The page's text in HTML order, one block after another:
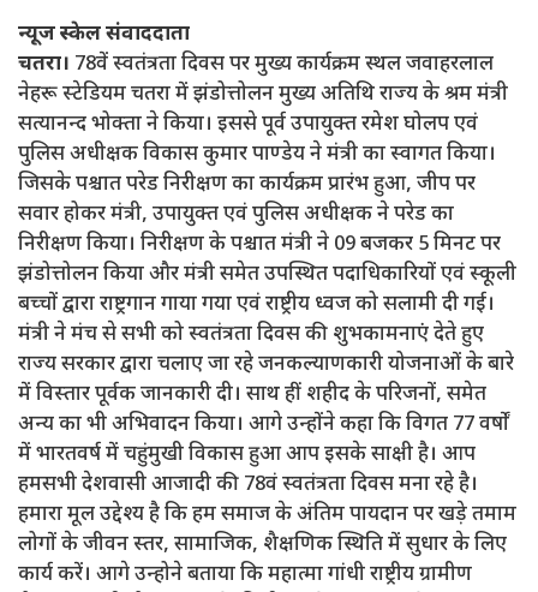
न्यूज स्केल संवाददाता
चतरा। 78वें स्वतंत्रता दिवस पर मुख्य कार्यक्रम स्थल जवाहरलाल
नेहरू स्टेडियम चतरा में झंडोत्तोलन मुख्य अतिथि राज्य के श्रम मंत्री
सत्यानन्द भोक्ता ने किया। इससे पूर्व उपायुक्त रमेश घोलप एवं
पुलिस अधीक्षक विकास कुमार पाण्डेय ने मंत्री का स्वागत किया।
जिसके पश्चात परेड निरीक्षण का कार्यक्रम प्रारंभ हुआ, जीप पर
सवार होकर मंत्री, उपायुक्त एवं पुलिस अधीक्षक ने परेड का
निरीक्षण किया। निरीक्षण के पश्चात मंत्री ने 09 बजकर 5 मिनट पर
झंडोत्तोलन किया और मंत्री समेत उपस्थित पदाधिकारियों एवं स्कूली
बच्चों द्वारा राष्ट्रगान गाया गया एवं राष्ट्रीय ध्वज को सलामी दी गई।
मंत्री ने मंच से सभी को स्वतंत्रता दिवस की शुभकामनाएं देते हुए
राज्य सरकार द्वारा चलाए जा रहे जनकल्याणकारी योजनाओं के बारे
में विस्तार पूर्वक जानकारी दी। साथ हीं शहीद के परिजनों, समेत
अन्य का भी अभिवादन किया। आगे उन्होंने कहा कि विगत 77 वर्षों
में भारतवर्ष में चहुंमुखी विकास हुआ आप इसके साक्षी है। आप
हमसभी देशवासी आजादी की 78वं स्वतंत्रता दिवस मना रहे है।
हमारा मूल उद्देश्य है कि हम समाज के अंतिम पायदान पर खड़े तमाम
लोगों के जीवन स्तर, सामाजिक, शैक्षणिक स्थिति में सुधार के लिए
कार्य करें। आगे उन्होने बताया कि महात्मा गांधी राष्ट्रीय ग्रामीण